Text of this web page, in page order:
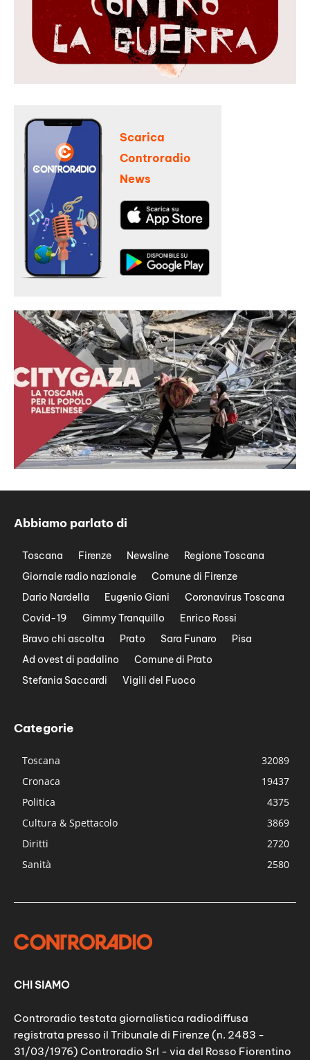
Scarica
Controradio
News
Abbiamo parlato di
Toscana Firenze Newsline
Regione Toscana
Giornale radio nazionale
Comune di Firenze
Dario Nardella
Eugenio Giani
Coronavirus Toscana
Covid-19
Gimmy Tranquillo
Enrico Rossi
Bravo chi ascolta
Prato Sara Funaro
Pisa
Ad ovest di padalino
Comune di Prato
Stefania Saccardi
Vigili del Fuoco
Categorie
Toscana
32089
Cronaca
19437
Politica
4375
Cultura & Spettacolo
3869
Diritti
2720
Sanità
2580
CHI SIAMO
Controradio testata giornalistica radiodiffusa
registrata presso il Tribunale di Firenze (n. 2483 -
31/03/1976) Controradio Srl - via del Rosso Fiorentino